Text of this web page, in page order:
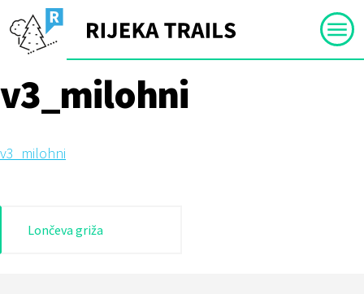
to
content
v3_milohni
v3_milohni
Navigacija
objava
Lončeva griža